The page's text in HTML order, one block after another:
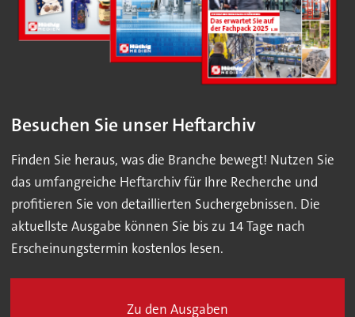
Besuchen Sie unser Heftarchiv
Finden Sie heraus, was die Branche bewegt! Nutzen Sie
das umfangreiche Heftarchiv für Ihre Recherche und
profitieren Sie von detaillierten Suchergebnissen. Die
aktuellste Ausgabe können Sie bis zu 14 Tage nach
Erscheinungstermin kostenlos lesen.
Zu den Ausgaben